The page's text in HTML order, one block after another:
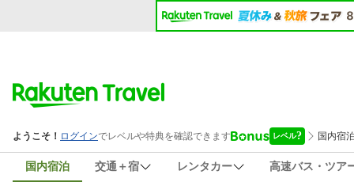
国内宿泊 交通＋宿 レンタカー
高速バス・ツア